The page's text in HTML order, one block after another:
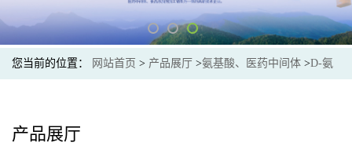
您当前的位置： 网站首页 > 产品展厅 >氨基酸、医药中间体 >D-氨
产品展厅